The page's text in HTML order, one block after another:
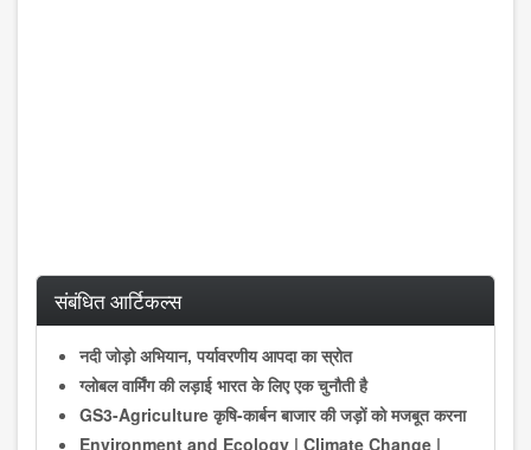
संबंधित आर्टिकल्स
नदी जोड़ो अभियान, पर्यावरणीय आपदा का स्रोत
ग्लोबल वार्मिंग की लड़ाई भारत के लिए एक चुनौती है
GS3-Agriculture कृषि-कार्बन बाजार की जड़ों को मजबूत करना
Environment and Ecology | Climate Change |